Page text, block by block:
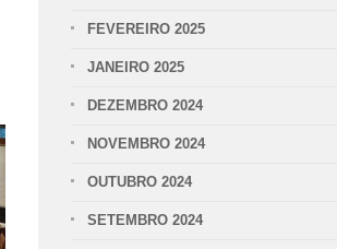
FEVEREIRO 2025
JANEIRO 2025
DEZEMBRO 2024
NOVEMBRO 2024
OUTUBRO 2024
SETEMBRO 2024